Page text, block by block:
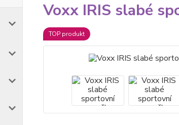
Voxx IRIS slabé
TOP produkt